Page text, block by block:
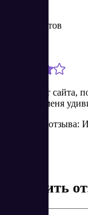
Глеб Федотов
У меня нет сайта,
выплаты меня
Источник отзыва:
Оставить